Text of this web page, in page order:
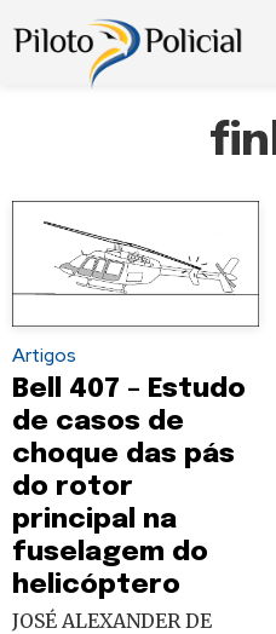
Artigos
Bell 407 – Estudo
de casos de
choque das pás
do rotor
principal na
fuselagem do
helicóptero
JOSÉ ALEXANDER DE